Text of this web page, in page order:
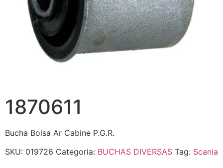
1870611
Bucha Bolsa Ar Cabine P.G.R.
SKU: 019726 Categoria: BUCHAS DIVERSAS Tag: Scania